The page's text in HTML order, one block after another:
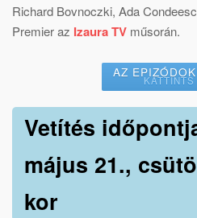
Richard Bovnoczki, Ada
Premier az Izaura TV műsorán.
AZ
Vetítés
május 21.,
kor